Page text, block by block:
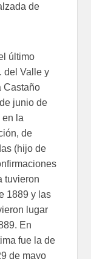
de
último
del Valle y
Castaño
junio de
en la
de
(hijo de
tuvieron
1889 y las
lugar
En
fue la de
de mayo